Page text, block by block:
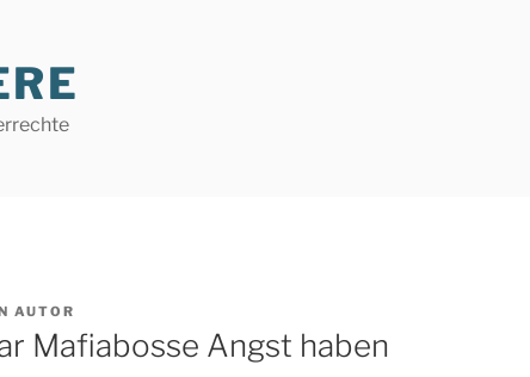
AUTOR
Mafiabosse Angst haben